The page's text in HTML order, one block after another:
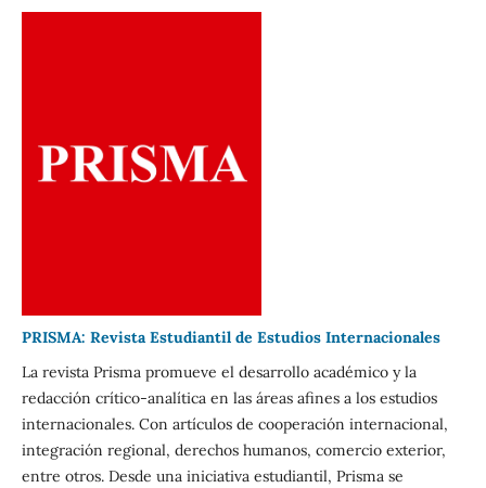
PRISMA: Revista Estudiantil de Estudios Internacionales
La revista Prisma promueve el desarrollo académico y la
redacción crítico-analítica en las áreas afines a los estudios
internacionales. Con artículos de cooperación internacional,
integración regional, derechos humanos, comercio exterior,
entre otros. Desde una iniciativa estudiantil, Prisma se